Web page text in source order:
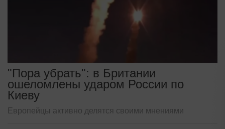
"Пора убрать": в Британии
ошеломлены ударом России по
Киеву
Европейцы активно делятся своими мнениями